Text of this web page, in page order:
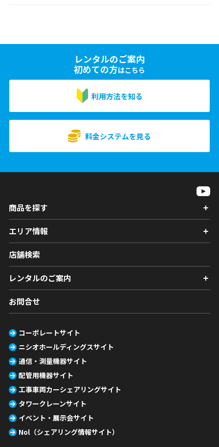
レンタルのご案内
初めての方はこちら
利用方法を知る
料金システムを見る
商品を探す
エリア情報
店舗検索
レンタルのご案内
お問合せ
コーポレートサイト
ニシオホールディングスサイト
通信・測量機器サイト
配管用機器サイト
工事車両カーシェアリングサイト
タワークレーンサイト
イベント・展示会サイト
Nol（シェアリング情報サイト）